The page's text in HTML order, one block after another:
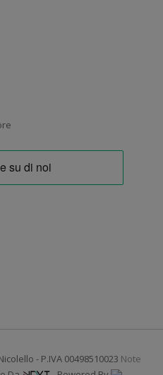
- P.IVA 00498510023 Note